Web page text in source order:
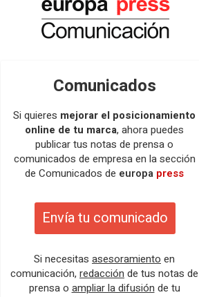
Comunicados
Si quieres mejorar el posicionamiento
online de tu marca, ahora puedes
publicar tus notas de prensa o
comunicados de empresa en la sección
de Comunicados de europa press
Envía tu comunicado
Si necesitas asesoramiento en
comunicación, redacción de tus notas de
prensa o ampliar la difusión de tu